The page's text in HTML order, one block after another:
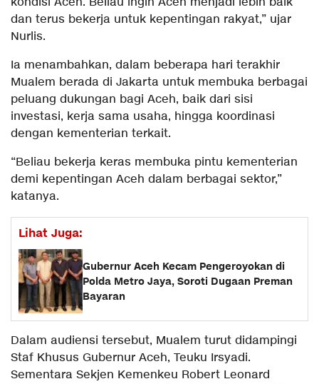
dan terus bekerja untuk kepentingan rakyat,” ujar
Nurlis.
Ia menambahkan, dalam beberapa hari terakhir
Mualem berada di Jakarta untuk membuka berbagai
peluang dukungan bagi Aceh, baik dari sisi
investasi, kerja sama usaha, hingga koordinasi
dengan kementerian terkait.
“Beliau bekerja keras membuka pintu kementerian
demi kepentingan Aceh dalam berbagai sektor,”
katanya.
Lihat Juga:
Gubernur Aceh Kecam Pengeroyokan di
Polda Metro Jaya, Soroti Dugaan Preman
Bayaran
Dalam audiensi tersebut, Mualem turut didampingi
Staf Khusus Gubernur Aceh, Teuku Irsyadi.
Sementara Sekjen Kemenkeu Robert Leonard